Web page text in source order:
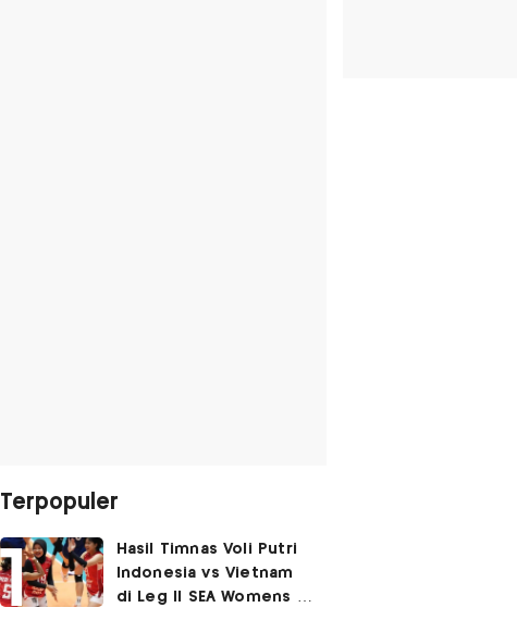
Terpopuler
Hasil Timnas Voli Putri
Indonesia vs Vietnam
di Leg II SEA Womens V